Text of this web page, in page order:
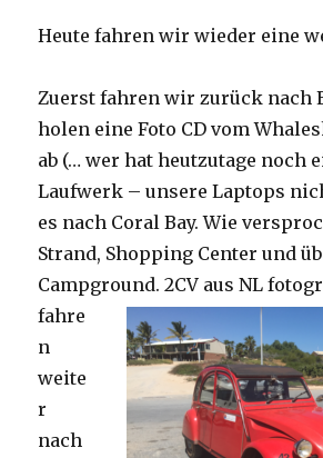
Heute fahren wir wieder eine
Zuerst fahren wir zurück nach
holen eine Foto CD vom
ab (… wer hat heutzutage noch
Laufwerk – unsere Laptops
es nach Coral Bay. Wie
Strand, Shopping Center und
Campground.2CV aus NL
fahre
n
weite
r
nach